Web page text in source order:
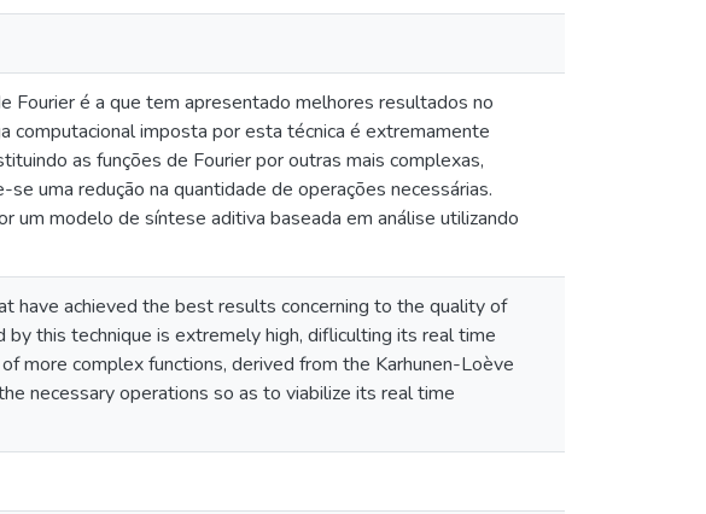
Fourier é a que tem apresentado melhores resultados no
computacional imposta por esta técnica é extremamente
as funções de Fourier por outras mais complexas,
uma redução na quantidade de operações necessárias.
modelo de síntese aditiva baseada em análise utilizando
have achieved the best results concerning to the quality of
this technique is extremely high, difliculting its real time
more complex functions, derived from the Karhunen-Loève
necessary operations so as to viabilize its real time